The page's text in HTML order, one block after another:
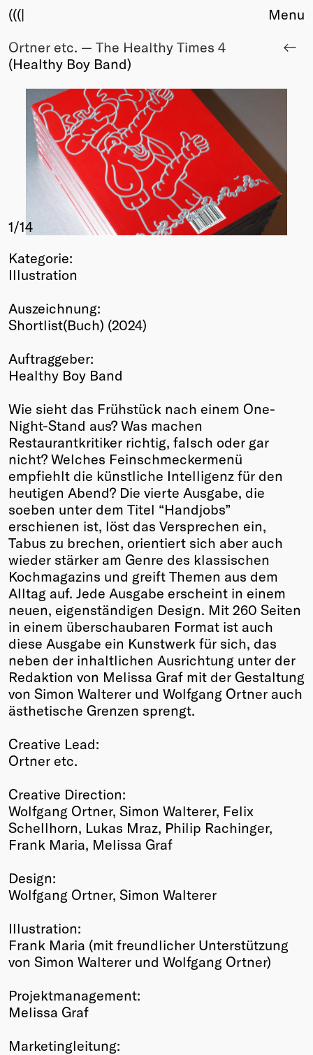
(((|
About
Club
Sponsors
Fair Work
TBD
Events
Upcoming
Membership
Members
Young Creatives
Winners
2026
Past
Annual
Menu
Ortner etc. — The Healthy Times 4
(Healthy Boy Band)
1/14
Kategorie:
Illustration
Auszeichnung:
Shortlist(Buch) (2024)
Auftraggeber:
Healthy Boy Band
Wie sieht das Frühstück nach einem One-
Night-Stand aus? Was machen
Restaurantkritiker richtig, falsch oder gar
nicht? Welches Feinschmeckermenü
empfiehlt die künstliche Intelligenz für den
heutigen Abend? Die vierte Ausgabe, die
soeben unter dem Titel “Handjobs”
erschienen ist, löst das Versprechen ein,
Tabus zu brechen, orientiert sich aber auch
wieder stärker am Genre des klassischen
Kochmagazins und greift Themen aus dem
Alltag auf. Jede Ausgabe erscheint in einem
neuen, eigenständigen Design. Mit 260 Seiten
in einem überschaubaren Format ist auch
diese Ausgabe ein Kunstwerk für sich, das
neben der inhaltlichen Ausrichtung unter der
Redaktion von Melissa Graf mit der Gestaltung
von Simon Walterer und Wolfgang Ortner auch
ästhetische Grenzen sprengt.
Creative Lead:
Ortner etc.
Creative Direction:
Wolfgang Ortner, Simon Walterer, Felix
Schellhorn, Lukas Mraz, Philip Rachinger,
Frank Maria, Melissa Graf
Design:
Wolfgang Ortner, Simon Walterer
Illustration:
Frank Maria (mit freundlicher Unterstützung
von Simon Walterer und Wolfgang Ortner)
Projektmanagement:
Melissa Graf
Marketingleitung: